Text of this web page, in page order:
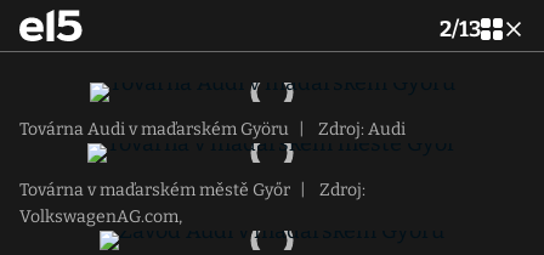
2/13
Továrna Audi v maďarském Györu Zdroj: Audi
Továrna v maďarském městě Győr
Zdroj:
VolkswagenAG.com,